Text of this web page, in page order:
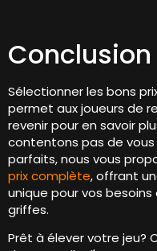
Conclusion
Sélectionner les bons
permet aux joueurs de
revenir pour en savoir
contentons pas de vous
parfaits, nous vous
prix complète, offrant
unique pour vos
griffes.
Prêt à élever votre jeu?